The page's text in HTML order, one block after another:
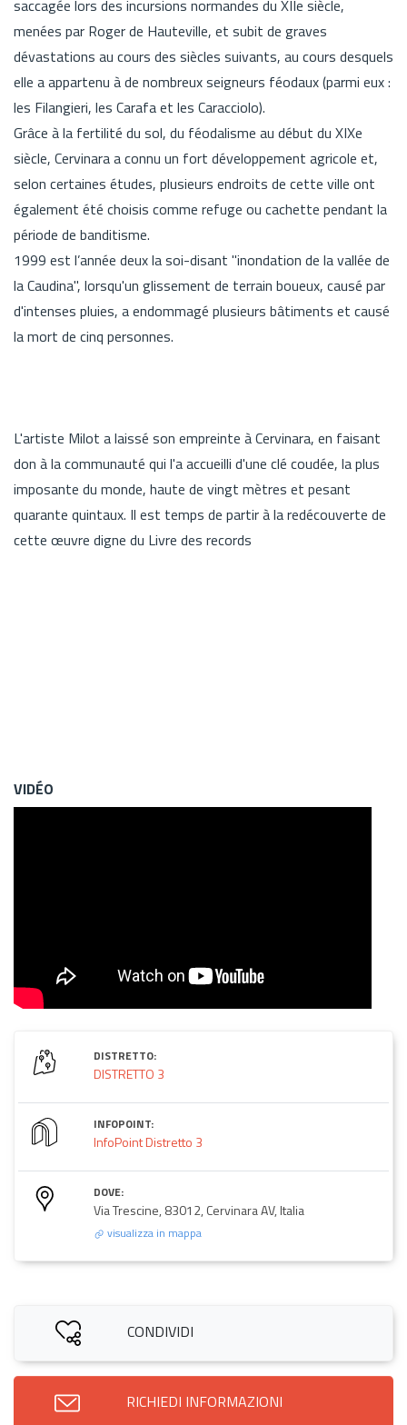
saccagée lors des incursions normandes du XIIe siècle,
menées par Roger de Hauteville, et subit de graves
dévastations au cours des siècles suivants, au cours desquels
elle a appartenu à de nombreux seigneurs féodaux (parmi eux :
les Filangieri, les Carafa et les Caracciolo).
Grâce à la fertilité du sol, du féodalisme au début du XIXe
siècle, Cervinara a connu un fort développement agricole et,
selon certaines études, plusieurs endroits de cette ville ont
également été choisis comme refuge ou cachette pendant la
période de banditisme.
1999 est l’année deux la soi-disant "inondation de la vallée de
la Caudina", lorsqu'un glissement de terrain boueux, causé par
d'intenses pluies, a endommagé plusieurs bâtiments et causé
la mort de cinq personnes.
L'artiste Milot a laissé son empreinte à Cervinara, en faisant
don à la communauté qui l'a accueilli d'une clé coudée, la plus
imposante du monde, haute de vingt mètres et pesant
quarante quintaux. Il est temps de partir à la redécouverte de
cette œuvre digne du Livre des records
VIDÉO
DISTRETTO:
DISTRETTO 3
INFOPOINT:
InfoPoint Distretto 3
DOVE:
Via Trescine, 83012, Cervinara AV, Italia
visualizza in mappa
CONDIVIDI
RICHIEDI INFORMAZIONI